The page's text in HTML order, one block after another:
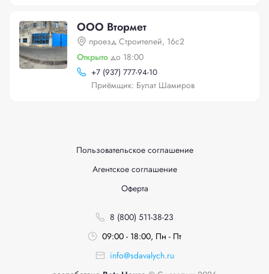
ООО Втормет
проезд Строителей, 16с2
Открыто до 18:00
+7 (937) 777-94-10
Приёмщик: Булат Шамиров
Пользовательское соглашение
Агентское соглашение
Оферта
8 (800) 511-38-23
09:00 - 18:00, Пн - Пт
info@sdavalych.ru